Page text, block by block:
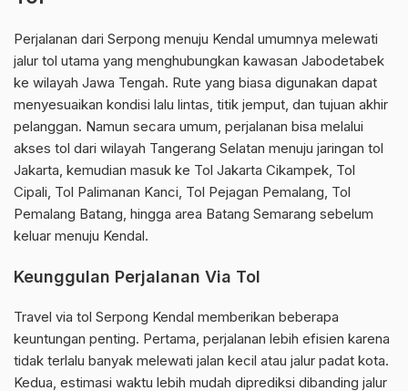
Perjalanan dari Serpong menuju Kendal umumnya melewati
jalur tol utama yang menghubungkan kawasan Jabodetabek
ke wilayah Jawa Tengah. Rute yang biasa digunakan dapat
menyesuaikan kondisi lalu lintas, titik jemput, dan tujuan akhir
pelanggan. Namun secara umum, perjalanan bisa melalui
akses tol dari wilayah Tangerang Selatan menuju jaringan tol
Jakarta, kemudian masuk ke Tol Jakarta Cikampek, Tol
Cipali, Tol Palimanan Kanci, Tol Pejagan Pemalang, Tol
Pemalang Batang, hingga area Batang Semarang sebelum
keluar menuju Kendal.
Keunggulan Perjalanan Via Tol
Travel via tol Serpong Kendal memberikan beberapa
keuntungan penting. Pertama, perjalanan lebih efisien karena
tidak terlalu banyak melewati jalan kecil atau jalur padat kota.
Kedua, estimasi waktu lebih mudah diprediksi dibanding jalur